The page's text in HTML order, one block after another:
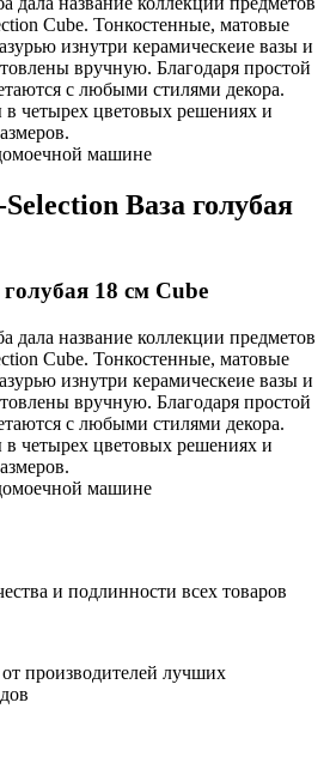
Cube. Тонкостенные, матовые
изнутри керамическеие вазы и
вручную. Благодаря простой
с любыми стилями декора.
четырех цветовых решениях и
машине
Ваза голубая
18 см Cube
дала название коллекции предметов
Cube. Тонкостенные, матовые
изнутри керамическеие вазы и
вручную. Благодаря простой
с любыми стилями декора.
четырех цветовых решениях и
машине
и подлинности всех товаров
производителей лучших